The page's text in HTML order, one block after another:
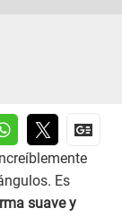
Es
suave y